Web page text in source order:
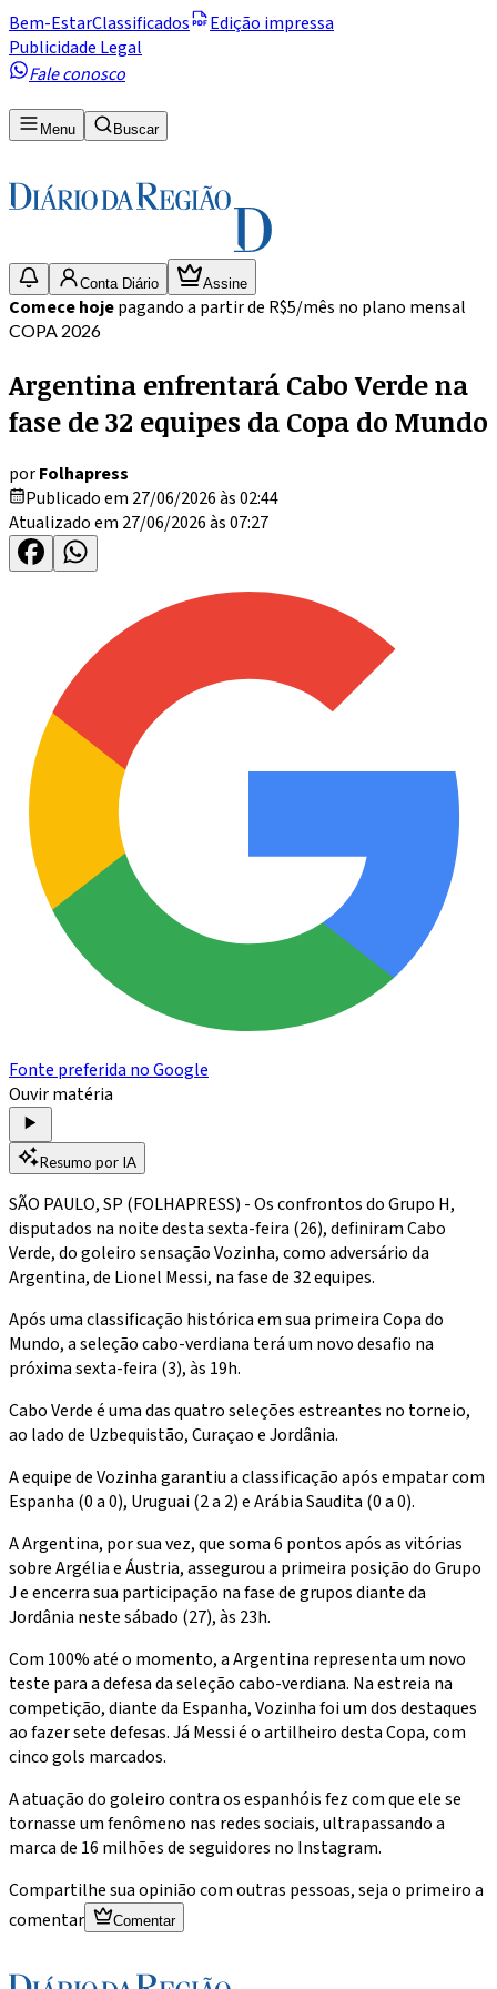
Bem-EstarClassificados
Edição impressa
Publicidade Legal
Fale conosco
Menu Buscar
Conta Diário Assine
Comece hojepagando a partir de R$5/mês no plano mensal
COPA 2026
Argentina enfrentará Cabo Verde na
fase de 32 equipes da Copa do Mundo
porFolhapress
Publicado em 27/06/2026 às 02:44
Atualizado em 27/06/2026 às 07:27
Fonte preferida no Google
Ouvir matéria
Resumo por IA
SÃO PAULO, SP (FOLHAPRESS) - Os confrontos do Grupo H,
disputados na noite desta sexta-feira (26), definiram Cabo
Verde, do goleiro sensação Vozinha, como adversário da
Argentina, de Lionel Messi, na fase de 32 equipes.
Após uma classificação histórica em sua primeira Copa do
Mundo, a seleção cabo-verdiana terá um novo desafio na
próxima sexta-feira (3), às 19h.
Cabo Verde é uma das quatro seleções estreantes no torneio,
ao lado de Uzbequistão, Curaçao e Jordânia.
A equipe de Vozinha garantiu a classificação após empatar com
Espanha (0 a 0), Uruguai (2 a 2) e Arábia Saudita (0 a 0).
A Argentina, por sua vez, que soma 6 pontos após as vitórias
sobre Argélia e Áustria, assegurou a primeira posição do Grupo
J e encerra sua participação na fase de grupos diante da
Jordânia neste sábado (27), às 23h.
Com 100% até o momento, a Argentina representa um novo
teste para a defesa da seleção cabo-verdiana. Na estreia na
competição, diante da Espanha, Vozinha foi um dos destaques
ao fazer sete defesas. Já Messi é o artilheiro desta Copa, com
cinco gols marcados.
A atuação do goleiro contra os espanhóis fez com que ele se
tornasse um fenômeno nas redes sociais, ultrapassando a
marca de 16 milhões de seguidores no Instagram.
Compartilhe sua opinião com outras pessoas, seja o primeiro a
comentar
Comentar